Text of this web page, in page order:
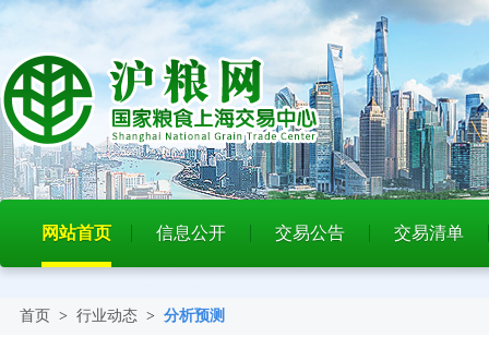
网站首页 信息公开 交易公告 交易清单
首页 > 行业动态 > 分析预测